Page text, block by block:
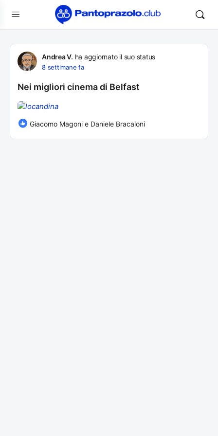
Andrea V. ha aggiornato il suo status
8 settimane fa
Nei migliori cinema di Belfast
Giacomo Magoni e Daniele Bracaloni